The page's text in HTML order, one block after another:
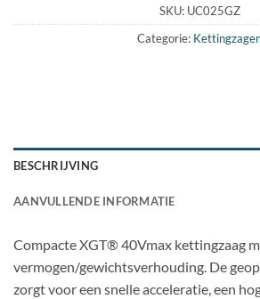
SKU: UC025GZ
Categorie:
BESCHRIJVING
AANVULLENDE INFORMATIE
Compacte XGT® 40Vmax kettingzaag
vermogen/gewichtsverhouding. De
zorgt voor een snelle acceleratie, een